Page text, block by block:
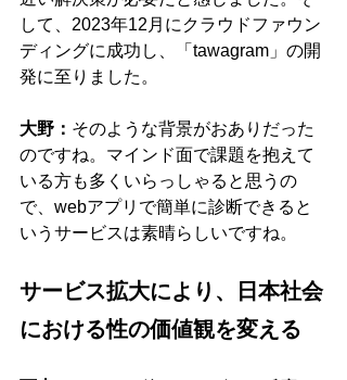
して、2023年12月にクラウドファウン
ディングに成功し、「tawagram」の開
発に至りました。
大野： そのような背景がおありだった
のですね。マインド面で課題を抱えて
いる方も多くいらっしゃると思うの
で、webアプリで簡単に診断できると
いうサービスは素晴らしいですね。
サービス拡大により、日本社会
における性の価値観を変える